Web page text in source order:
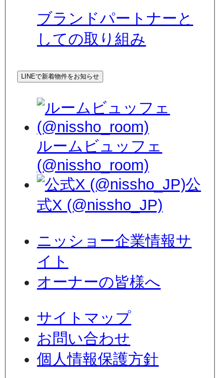
ブランドパートナーと
しての取り組み
LINEで新着物件をお知らせ
ルームビュッフェ
(@nissho_room)
公
式X (@nissho_JP)
ニッショー企業情報サ
イト
オーナーの皆様へ
サイトマップ
お問い合わせ
個人情報保護方針